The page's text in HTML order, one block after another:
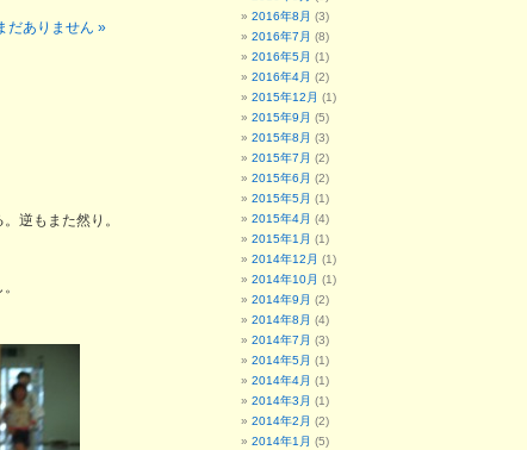
だありません »
逆もまた然り。
2016年8月 (3)
2016年7月 (8)
2016年5月 (1)
2016年4月 (2)
2015年12月 (1)
2015年9月 (5)
2015年8月 (3)
2015年7月 (2)
2015年6月 (2)
2015年5月 (1)
2015年4月 (4)
2015年1月 (1)
2014年12月 (1)
2014年10月 (1)
2014年9月 (2)
2014年8月 (4)
2014年7月 (3)
2014年5月 (1)
2014年4月 (1)
2014年3月 (1)
2014年2月 (2)
2014年1月 (5)